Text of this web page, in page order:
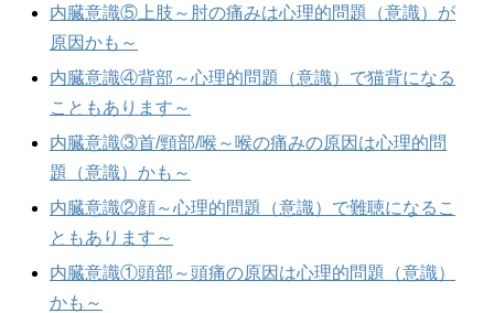
内臓意識⑤上肢～肘の痛みは心理的問題（意識）が
原因かも～
内臓意識④背部～心理的問題（意識）で猫背になる
こともあります～
内臓意識③首/頸部/喉～喉の痛みの原因は心理的問
題（意識）かも～
内臓意識②顔～心理的問題（意識）で難聴になるこ
ともあります～
内臓意識①頭部～頭痛の原因は心理的問題（意識）
かも～